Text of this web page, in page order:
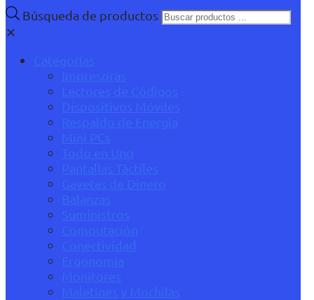
Búsqueda de productos
✕
Categorías
Impresoras
Lectores de Códigos
Dispositivos Móviles
Respaldo de Energía
Mini PCs
Todo en Uno
Pantallas Táctiles
Gavetas de Dinero
Balanzas
Suministros
Computación
Conectividad
Ergonomía
Monitores
Maletines y Mochilas